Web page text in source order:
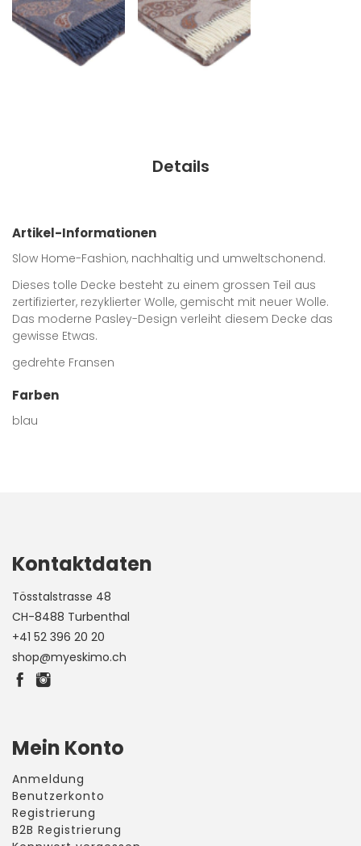
Details
Artikel-Informationen
Slow Home-Fashion, nachhaltig und umweltschonend.
Dieses tolle Decke besteht zu einem grossen Teil aus
zertifizierter, rezyklierter Wolle, gemischt mit neuer Wolle.
Das moderne Pasley-Design verleiht diesem Decke das
gewisse Etwas.
gedrehte Fransen
Farben
blau
Kontaktdaten
Tösstalstrasse 48
CH-8488 Turbenthal
+41 52 396 20 20
shop@myeskimo.ch
Mein Konto
Anmeldung
Benutzerkonto
Registrierung
B2B Registrierung